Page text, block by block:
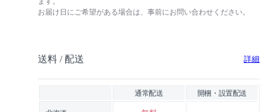
お届け日にご希望がある場合は、事前にお問い合わせください。
送料 / 配送 詳細
通常配送 開梱・設置配送